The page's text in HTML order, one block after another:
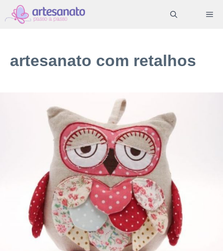
Pular
para
conteúdo
artesanato com retalhos